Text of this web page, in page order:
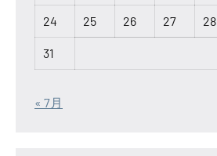
24 25 26 27 28
31
« 7月